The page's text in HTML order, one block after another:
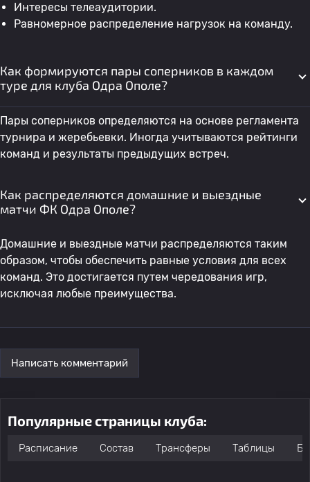
Интересы телеаудитории.
Равномерное распределение нагрузок на команду.
Как формируются пары соперников в каждом
туре для клуба Одра Ополе?
Пары соперников определяются на основе регламента
турнира и жеребьевки. Иногда учитываются рейтинги
команд и результаты предыдущих встреч.
Как распределяются домашние и выездные
матчи ФК Одра Ополе?
Домашние и выездные матчи распределяются таким
образом, чтобы обеспечить равные условия для всех
команд. Это достигается путем чередования игр,
исключая любые преимущества.
Написать комментарий
Популярные страницы клуба:
Расписание Состав Трансферы Таблицы